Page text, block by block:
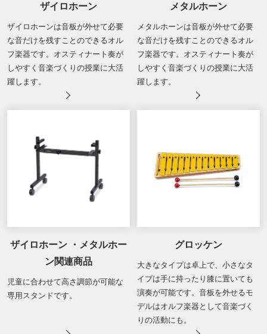
ザイロホーン
ザイロホーンは音板が外せて必要
な音だけを残すことのできるオル
フ楽器です。オスティナート奏が
しやすく音楽づくりの授業に大活
躍します。
メタルホーン
メタルホーンは音板が外せて必要
な音だけを残すことのできるオル
フ楽器です。オスティナート奏が
しやすく音楽づくりの授業に大活
躍します。
ザイロホーン ・メタルホー
ン関連商品
児童に合わせて高さ調節が可能な
専用スタンドです。
グロッケン
大きなタイプは卓上で、小さなタ
イプは手に持ったり膝に置いても
演奏が可能です。音板を外せるモ
デルはオルフ楽器として音楽づく
りの活動にも。